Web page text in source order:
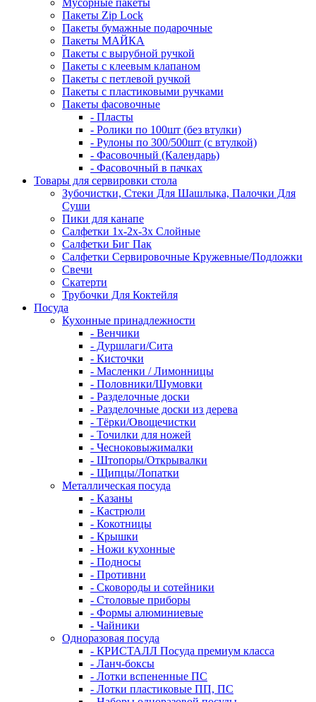
Пакеты Zip Lock
Пакеты бумажные подарочные
Пакеты МАЙКА
Пакеты с вырубной ручкой
Пакеты с клеевым клапаном
Пакеты с петлевой ручкой
Пакеты с пластиковыми ручками
Пакеты фасовочные
- Пласты
- Ролики по 100шт (без втулки)
- Рулоны по 300/500шт (с втулкой)
- Фасовочный (Календарь)
- Фасовочный в пачках
Товары для сервировки стола
Зубочистки, Стеки Для Шашлыка, Палочки Для
Суши
Пики для канапе
Салфетки 1х-2х-3х Слойные
Салфетки Биг Пак
Салфетки Сервировочные Кружевные/Подложки
Свечи
Скатерти
Трубочки Для Коктейля
Посуда
Кухонные принадлежности
- Венчики
- Дуршлаги/Сита
- Кисточки
- Масленки / Лимонницы
- Половники/Шумовки
- Разделочные доски
- Разделочные доски из дерева
- Тёрки/Овощечистки
- Точилки для ножей
- Чесноковыжималки
- Штопоры/Открывалки
- Щипцы/Лопатки
Металлическая посуда
- Казаны
- Кастрюли
- Кокотницы
- Крышки
- Ножи кухонные
- Подносы
- Противни
- Сковороды и сотейники
- Столовые приборы
- Формы алюминиевые
- Чайники
Одноразовая посуда
- КРИСТАЛЛ Посуда премиум класса
- Ланч-боксы
- Лотки вспененные ПС
- Лотки пластиковые ПП, ПС